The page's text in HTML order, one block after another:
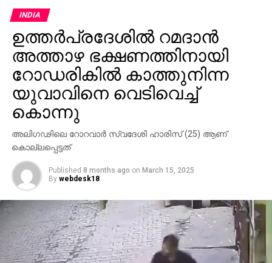
INDIA
ഉത്തര്‍പ്രദേശില്‍ റമദാന്‍
അത്താഴ ഭക്ഷണത്തിനായി
റോഡരികില്‍ കാത്തുനിന്ന
യുവാവിനെ വെടിവെച്ച്
കൊന്നു
അലിഗഢിലെ റോറവാര്‍ സ്വദേശി ഹാരിസ് (25) ആണ്
കൊല്ലപ്പെട്ടത്
Published 8 months ago on March 15, 2025
By webdesk18